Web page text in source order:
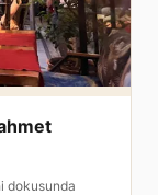
dokusunda